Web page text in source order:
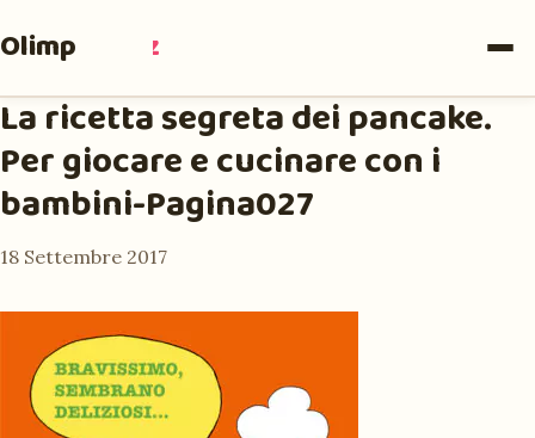
Olimpia Ruiz
La ricetta segreta dei pancake.
Per giocare e cucinare con i
bambini-Pagina027
18 Settembre 2017